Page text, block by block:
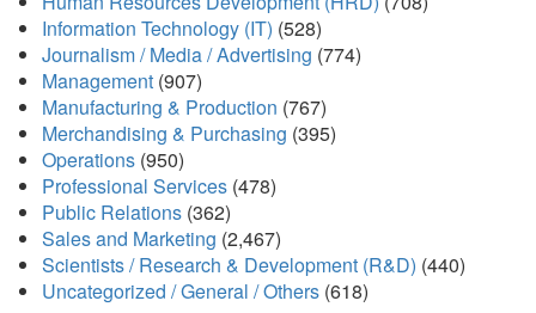
Information Technology (IT) (528)
Journalism / Media / Advertising (774)
Management (907)
Manufacturing & Production (767)
Merchandising & Purchasing (395)
Operations (950)
Professional Services (478)
Public Relations (362)
Sales and Marketing (2,467)
Scientists / Research & Development (R&D) (440)
Uncategorized / General / Others (618)